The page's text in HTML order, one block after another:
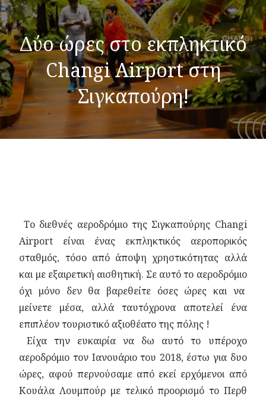
Δύο ώρες στο εκπληκτικό
Changi Airport στη
Σιγκαπούρη!
Το διεθνές αεροδρόμιο της Σιγκαπούρης Changi
Airport είναι ένας εκπληκτικός αεροπορικός
σταθμός, τόσο από άποψη χρηστικότητας αλλά
και με εξαιρετική αισθητική. Σε αυτό το αεροδρόμιο
όχι μόνο δεν θα βαρεθείτε όσες ώρες και να
μείνετε μέσα, αλλά ταυτόχρονα αποτελεί ένα
επιπλέον τουριστικό αξιοθέατο της πόλης !
Είχα την ευκαιρία να δω αυτό το υπέροχο
αεροδρόμιο τον Ιανουάριο του 2018, έστω για δυο
ώρες, αφού περνούσαμε από εκεί ερχόμενοι από
Κουάλα Λουμπούρ με τελικό προορισμό το Περθ